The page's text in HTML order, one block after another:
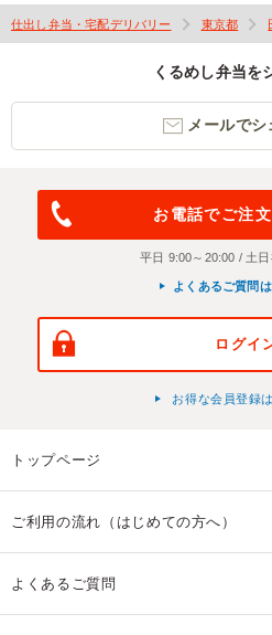
仕出し弁当・宅配デリバリー 東京都
くるめし弁当を
メールでシ
お電話でご注
平日 9:00～20:00 / 土
よくあるご質問
ログイ
お得な会員登録
トップページ
ご利用の流れ（はじめての方へ）
よくあるご質問